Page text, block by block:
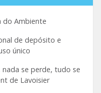
do Ambiente
de depósito e
único
nada se perde, tudo se
de Lavoisier